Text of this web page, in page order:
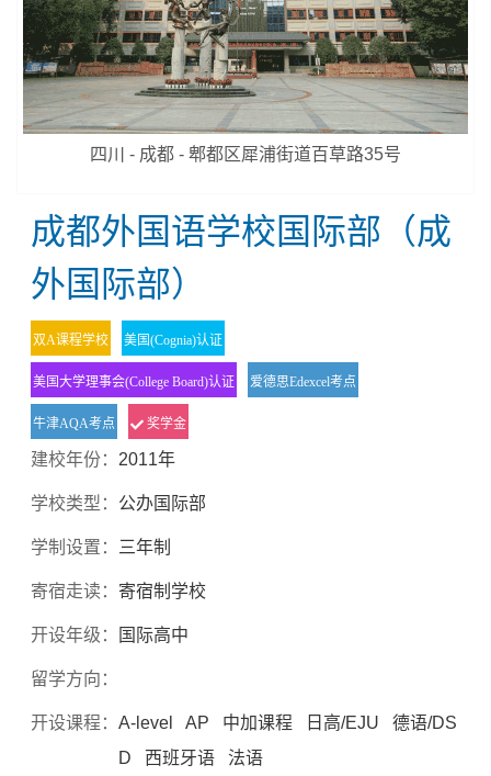
四川 - 成都 - 郫都区犀浦街道百草路35号
成都外国语学校国际部（成
外国际部）
双A课程学校 美国(Cognia)认证
美国大学理事会(College Board)认证 爱德思Edexcel考点
牛津AQA考点 奖学金
建校年份： 2011年
学校类型： 公办国际部
学制设置： 三年制
寄宿走读： 寄宿制学校
开设年级： 国际高中
留学方向：
开设课程：A-level AP 中加课程 日高/EJU 德语/DS
D 西班牙语 法语